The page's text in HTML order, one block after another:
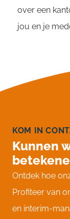
over een
jou en je
KOM IN
Kunnen
Ontdek hoe
Profiteer van
en interim-